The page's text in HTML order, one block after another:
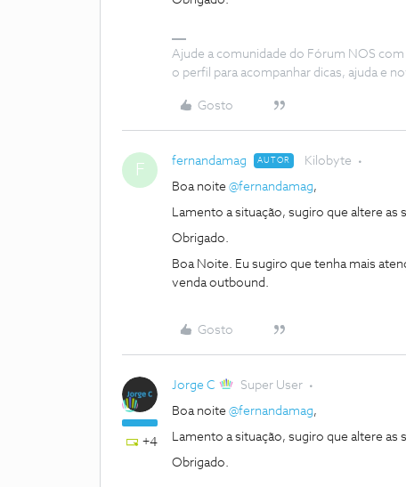
Ajude a comunidade do Fórum NOS com
o perfil para acompanhar dicas, ajuda e
Gosto
F fernandamag AUTOR Kilobyte
Boa noite @fernandamag,
Lamento a situação, sugiro que altere
Obrigado.
Boa Noite. Eu sugiro que tenha mais
venda outbound.
Gosto
+4
Jorge C Super User
Boa noite @fernandamag,
Lamento a situação, sugiro que altere
Obrigado.